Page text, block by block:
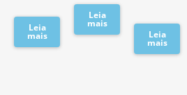
Leia
mais
Leia
mais
Leia
mais